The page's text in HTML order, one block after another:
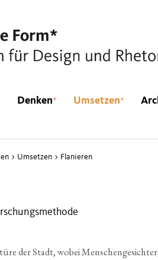
Denken* Umsetzen*
> Umsetzen > Flanieren
der Stadt, wobei